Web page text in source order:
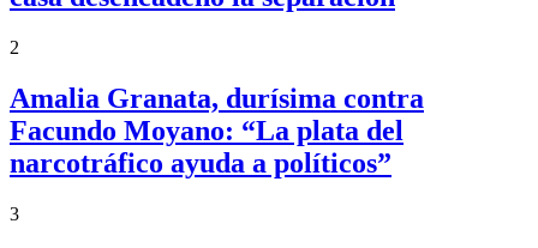
2
Amalia Granata, durísima contra
Facundo Moyano: “La plata del
narcotráfico ayuda a políticos”
3